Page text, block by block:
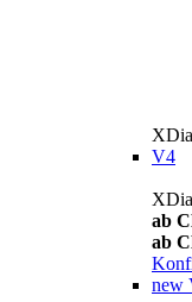
V4
ab
ab
new